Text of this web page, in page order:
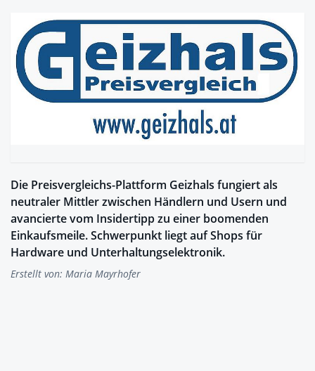
Die Preisvergleichs-Plattform Geizhals fungiert als
neutraler Mittler zwischen Händlern und Usern und
avancierte vom Insidertipp zu einer boomenden
Einkaufsmeile. Schwerpunkt liegt auf Shops für
Hardware und Unterhaltungselektronik.
Erstellt von: Maria Mayrhofer